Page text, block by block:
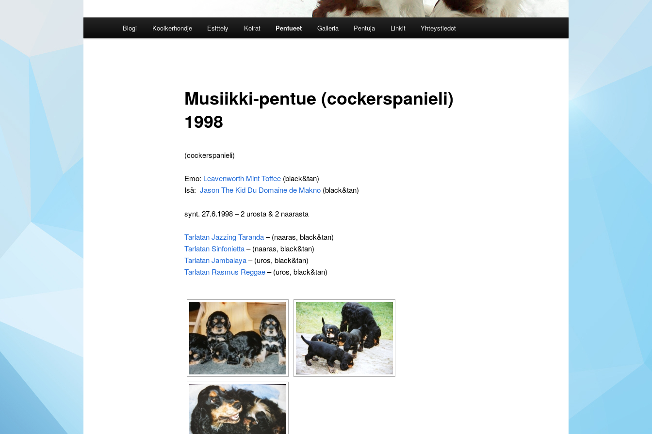
Blogi Kooikerhondje Esittely Koirat Pentueet Galleria Pentuja Linkit Yhteystiedot
Musiikki-pentue (cockerspanieli)
1998
(cockerspanieli)
Emo: Leavenworth Mint Toffee(black&tan)
Isä: Jason The Kid Du Domaine de Makno(black&tan)
synt. 27.6.1998 – 2 urosta & 2 naarasta
Tarlatan Jazzing Taranda– (naaras, black&tan)
Tarlatan Sinfonietta– (naaras, black&tan)
Tarlatan Jambalaya– (uros, black&tan)
Tarlatan Rasmus Reggae– (uros, black&tan)